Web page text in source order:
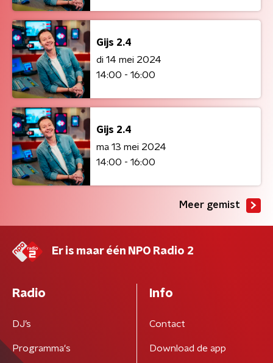
Gijs 2.4
di 14 mei 2024
14:00 - 16:00
Gijs 2.4
ma 13 mei 2024
14:00 - 16:00
Meer gemist
Er is maar één NPO Radio 2
Radio
DJ’s
Programma's
Info
Contact
Download de app